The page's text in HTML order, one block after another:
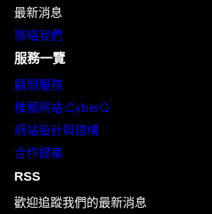
最新消息
聯絡我們
服務一覽
顧問服務
推薦網站:CyberQ
網站設計與建構
合作提案
RSS
歡迎追蹤我們的最新消息